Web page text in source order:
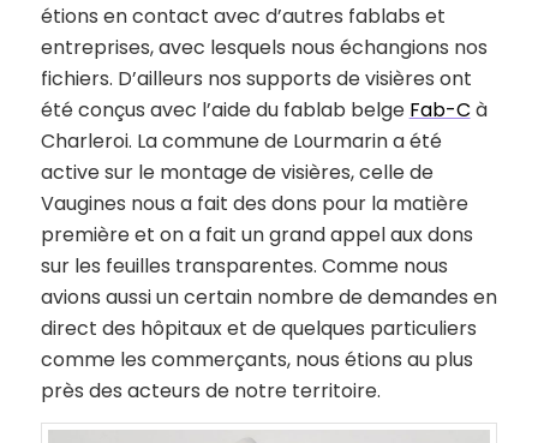
étions en contact avec d’autres fablabs et
entreprises, avec lesquels nous échangions nos
fichiers. D’ailleurs nos supports de visières ont
été conçus avec l’aide du fablab belge Fab-C à
Charleroi. La commune de Lourmarin a été
active sur le montage de visières, celle de
Vaugines nous a fait des dons pour la matière
première et on a fait un grand appel aux dons
sur les feuilles transparentes. Comme nous
avions aussi un certain nombre de demandes en
direct des hôpitaux et de quelques particuliers
comme les commerçants, nous étions au plus
près des acteurs de notre territoire.